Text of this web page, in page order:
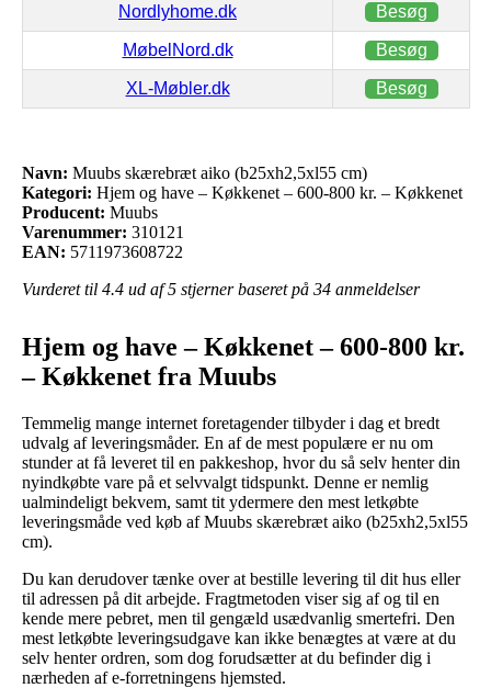
Nordlyhome.dk Besøg
MøbelNord.dk Besøg
XL-Møbler.dk Besøg
Navn: Muubs skærebræt aiko (b25xh2,5xl55 cm)
Kategori: Hjem og have – Køkkenet – 600-800 kr. – Køkkenet
Producent: Muubs
Varenummer: 310121
EAN: 5711973608722
Vurderet til 4.4 ud af 5 stjerner baseret på 34 anmeldelser
Hjem og have – Køkkenet – 600-800 kr.
– Køkkenet fra Muubs
Temmelig mange internet foretagender tilbyder i dag et bredt
udvalg af leveringsmåder. En af de mest populære er nu om
stunder at få leveret til en pakkeshop, hvor du så selv henter din
nyindkøbte vare på et selvvalgt tidspunkt. Denne er nemlig
ualmindeligt bekvem, samt tit ydermere den mest letkøbte
leveringsmåde ved køb af Muubs skærebræt aiko (b25xh2,5xl55
cm).
Du kan derudover tænke over at bestille levering til dit hus eller
til adressen på dit arbejde. Fragtmetoden viser sig af og til en
kende mere pebret, men til gengæld usædvanlig smertefri. Den
mest letkøbte leveringsudgave kan ikke benægtes at være at du
selv henter ordren, som dog forudsætter at du befinder dig i
nærheden af e-forretningens hjemsted.